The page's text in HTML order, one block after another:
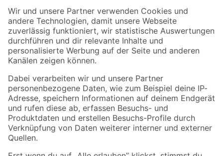
Der toom Newsletter: Keine Angebote und Aktionen mehr verpassen!
Zur Newsletter Anmeldung
Folge uns
Zahlungsarten Versandarten
Sicher einkaufen